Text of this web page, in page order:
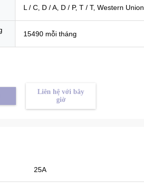
L / C, D / A, D / P, T / T, Western Union,
15490 mỗi tháng
Liên hệ với bây
giờ
25A